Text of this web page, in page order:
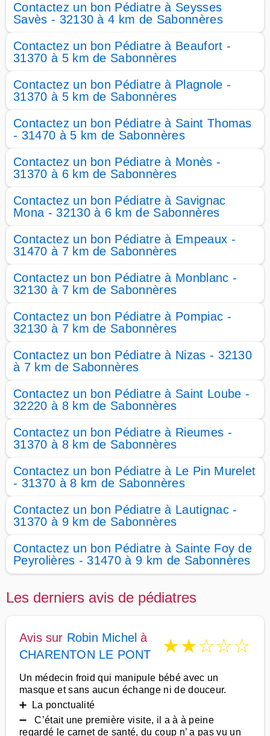
Contactez un bon Pédiatre à Seysses
Savès - 32130 à 4 km de Sabonnères
Contactez un bon Pédiatre à Beaufort -
31370 à 5 km de Sabonnères
Contactez un bon Pédiatre à Plagnole -
31370 à 5 km de Sabonnères
Contactez un bon Pédiatre à Saint Thomas
- 31470 à 5 km de Sabonnères
Contactez un bon Pédiatre à Monès -
31370 à 6 km de Sabonnères
Contactez un bon Pédiatre à Savignac
Mona - 32130 à 6 km de Sabonnères
Contactez un bon Pédiatre à Empeaux -
31470 à 7 km de Sabonnères
Contactez un bon Pédiatre à Monblanc -
32130 à 7 km de Sabonnères
Contactez un bon Pédiatre à Pompiac -
32130 à 7 km de Sabonnères
Contactez un bon Pédiatre à Nizas - 32130
à 7 km de Sabonnères
Contactez un bon Pédiatre à Saint Loube -
32220 à 8 km de Sabonnères
Contactez un bon Pédiatre à Rieumes -
31370 à 8 km de Sabonnères
Contactez un bon Pédiatre à Le Pin Murelet
- 31370 à 8 km de Sabonnères
Contactez un bon Pédiatre à Lautignac -
31370 à 9 km de Sabonnères
Contactez un bon Pédiatre à Sainte Foy de
Peyrolières - 31470 à 9 km de Sabonnères
Les derniers avis de pédiatres
Avis sur Robin Michel à
CHARENTON LE PONT
★★☆☆☆
Un médecin froid qui manipule bébé avec un
masque et sans aucun échange ni de douceur.
➕ La ponctualité
➖ C’était une première visite, il a à à peine
regardé le carnet de santé, du coup n’ a pas vu un